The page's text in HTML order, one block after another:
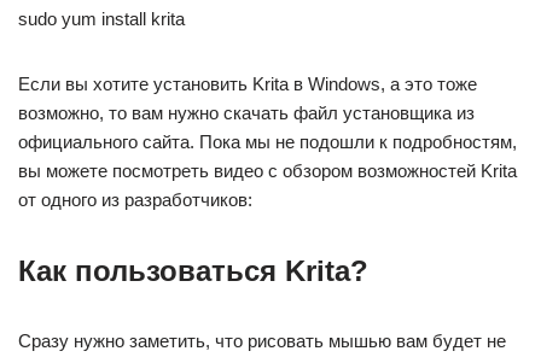
sudo yum install krita
Если вы хотите установить Krita в Windows, а это тоже
возможно, то вам нужно скачать файл установщика из
официального сайта. Пока мы не подошли к подробностям,
вы можете посмотреть видео с обзором возможностей Krita
от одного из разработчиков:
Как пользоваться Krita?
Сразу нужно заметить, что рисовать мышью вам будет не